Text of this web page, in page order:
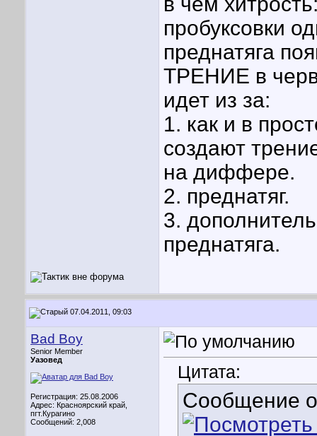
пробуксовки
преднатяга
ТРЕНИЕ в
идет из за:
1. как и в
создают
на диффере.
2. преднатяг.
3.
преднатяга.
07.04.2011, 09:03
Bad Boy
Senior Member
Уазовед
Регистрация: 25.08.2006
Адрес: Красноярский край,
пгт.Курагино
Сообщений: 2,008
Цитата:
Сообщение